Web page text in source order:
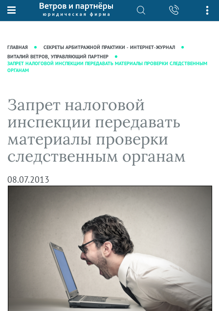
О нас
Рекомендации
Награды и рейтинги
фирмы
Кейсы
Юридические услуги
Интеллектуальная собственность
Корпоративная практика
Сопровождение бизнеса
Ведение уголовных дел
Защита активов
Ведение дел о банкротстве
База знаний
Журнал "Секреты арбитражной
практики"
Статьи
Аудиоподкасты
Видеоподкасты
Вопросы-ответы
Вебинары и семинары
Прямые эфиры
ГЛАВНАЯ
СЕКРЕТЫ АРБИТРАЖНОЙ ПРАКТИКИ - ИНТЕРНЕТ-ЖУРНАЛ
ВИТАЛИЙ ВЕТРОВ, УПРАВЛЯЮЩИЙ ПАРТНЕР
ЗАПРЕТ НАЛОГОВОЙ ИНСПЕКЦИИ ПЕРЕДАВАТЬ МАТЕРИАЛЫ ПРОВЕРКИ СЛЕДСТВЕННЫМ
ОРГАНАМ
Запрет налоговой
инспекции передавать
материалы проверки
следственным органам
08.07.2013